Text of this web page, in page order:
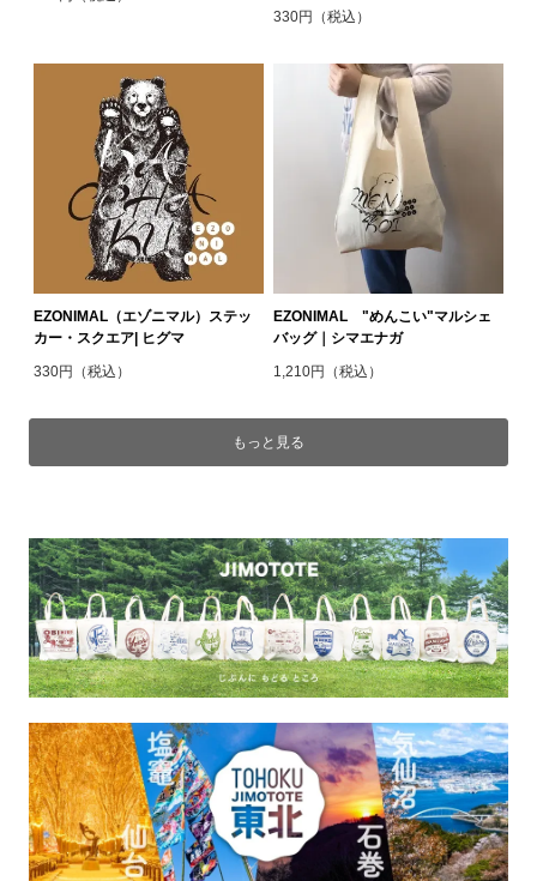
330円（税込）
EZONIMAL（エゾニマル）ステッ
カー・スクエア| ヒグマ
330円（税込）
EZONIMAL "めんこい"マルシェ
バッグ｜シマエナガ
1,210円（税込）
もっと見る